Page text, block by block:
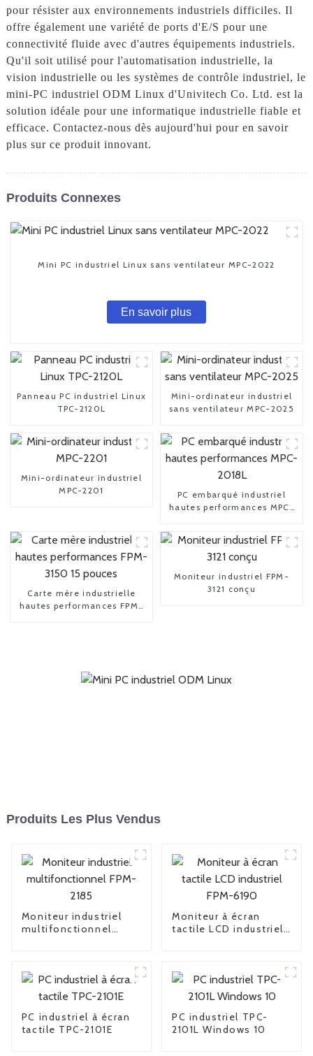
pour résister aux environnements industriels difficiles. Il
offre également une variété de ports d'E/S pour une
connectivité fluide avec d'autres équipements industriels.
Qu'il soit utilisé pour l'automatisation industrielle, la
vision industrielle ou les systèmes de contrôle industriel, le
mini-PC industriel ODM Linux d'Univitech Co. Ltd. est la
solution idéale pour une informatique industrielle fiable et
efficace. Contactez-nous dès aujourd'hui pour en savoir
plus sur ce produit innovant.
Produits Connexes
Mini PC industriel Linux sans ventilateur MPC-2022
En savoir plus
Panneau PC industriel Linux
TPC-2120L
Mini-ordinateur industriel
sans ventilateur MPC-2025
Mini-ordinateur industriel
MPC-2201
PC embarqué industriel
hautes performances MPC-
Carte mère industrielle
hautes performances FPM-
Moniteur industriel FPM-
3121 conçu
Produits Les Plus Vendus
Moniteur industriel
multifonctionnel
Moniteur à écran
tactile LCD industriel
PC industriel à écran
tactile TPC-2101E
PC industriel TPC-
2101L Windows 10